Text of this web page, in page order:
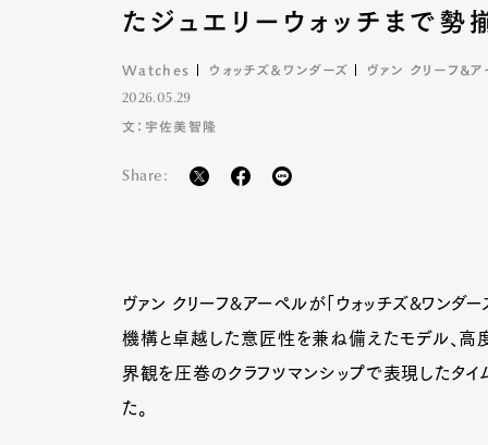
たジュエリーウォッチまで勢
Watches ウォッチズ＆ワンダーズ ヴァン クリーフ&
2026.05.29
文：宇佐美智隆
Share:
ヴァン クリーフ&アーペルが「ウォッチズ&ワン
機構と卓越した意匠性を兼ね備えたモデル、高
界観を圧巻のクラフツマンシップで表現したタ
た。